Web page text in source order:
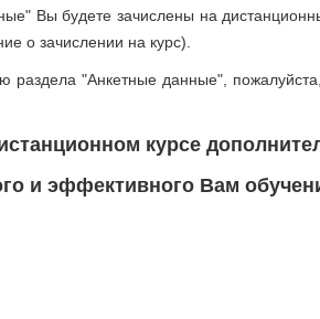
Вы будете зачислены на
о зачислении на курс).
"Анкетные данные",
курсе
и эффективного Вам